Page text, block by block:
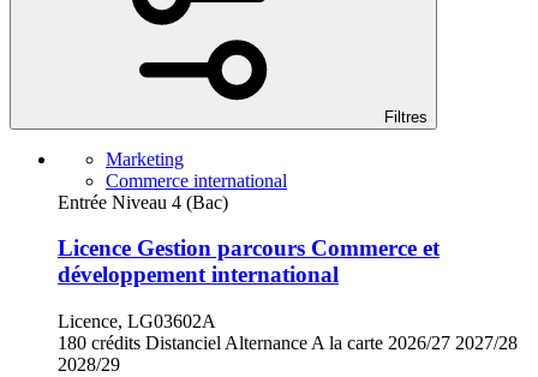
Filtres
Marketing
Commerce international
Entrée Niveau 4 (Bac)
Licence Gestion parcours Commerce et
développement international
Licence, LG03602A
180 crédits Distanciel Alternance A la carte 2026/27 2027/28
2028/29